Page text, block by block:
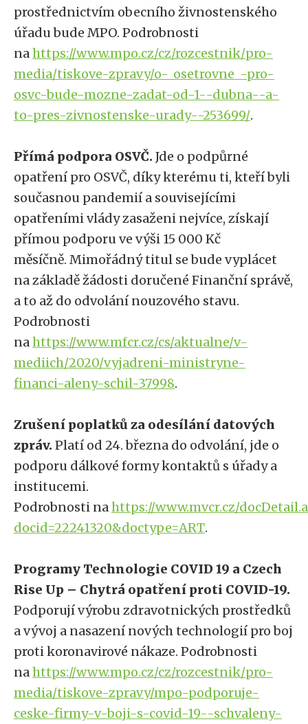
prostřednictvím obecního živnostenského
úřadu bude MPO. Podrobnosti
nahttps://www.mpo.cz/cz/rozcestnik/pro-
media/tiskove-zpravy/o-_osetrovne_-pro-
osvc-bude-mozne-zadat-od-1--dubna--a-
to-pres-zivnostenske-urady--253699/.
Přímá podpora OSVČ.Jde o podpůrné
opatření pro OSVČ, díky kterému ti, kteří byli
současnou pandemií a souvisejícími
opatřeními vlády zasaženi nejvíce, získají
přímou podporu ve výši 15 000 Kč
měsíčně. Mimořádný titul se bude vyplácet
na základě žádosti doručené Finanční správě,
a to až do odvolání nouzového stavu.
Podrobnosti
nahttps://www.mfcr.cz/cs/aktualne/v-
mediich/2020/vyjadreni-ministryne-
financi-aleny-schil-37998.
Zrušení poplatků za odesílání datových
zpráv.Platí od 24. března do odvolání, jde o
podporu dálkové formy kontaktů s úřady a
institucemi.
Podrobnosti nahttps://www.mvcr.cz/
docid=22241320&doctype=ART.
Programy Technologie COVID 19 a Czech
Rise Up – Chytrá opatření proti COVID-19.
Podporují výrobu zdravotnických prostředků
a vývoj a nasazení nových technologií pro boj
proti koronavirové nákaze. Podrobnosti
nahttps://www.mpo.cz/cz/rozcestnik/pro-
media/tiskove-zpravy/mpo-podporuje-
ceske-firmy-v-boji-s-covid-19--schvaleny-